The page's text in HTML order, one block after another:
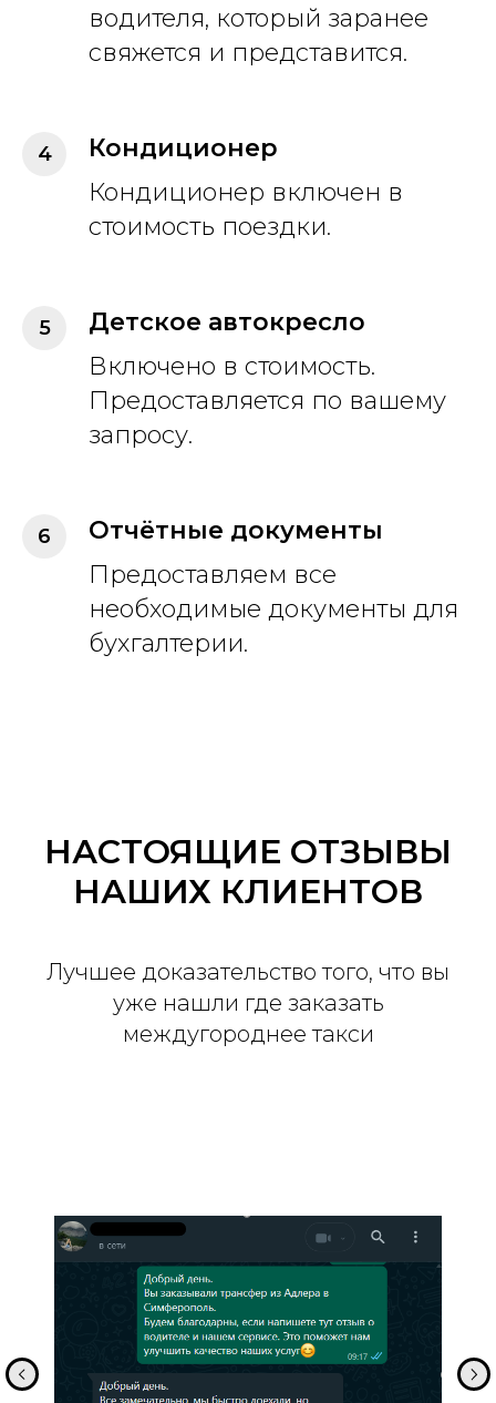
водителя, который заранее
свяжется и представится.
Кондиционер
Кондиционер включен в
стоимость поездки.
Детское автокресло
Включено в стоимость.
Предоставляется по вашему
запросу.
Отчётные документы
Предоставляем все
необходимые документы для
бухгалтерии.
НАСТОЯЩИЕ ОТЗЫВЫ
НАШИХ КЛИЕНТОВ
Лучшее доказательство того, что вы
уже нашли где заказать
междугороднее такси